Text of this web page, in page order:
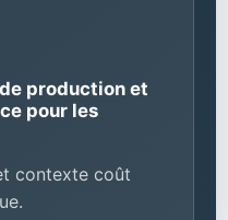
production et
pour les
contexte coût